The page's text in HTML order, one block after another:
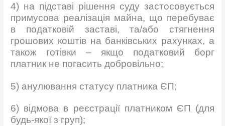
4) на підставі рішення суду застосовується
примусова реалізація майна, що перебуває
в податковій заставі, та/або стягнення
грошових коштів на банківських рахунках, а
також готівки – якщо податковий борг
платник не погасить добровільно;
5) анулювання статусу платника ЄП;
6) відмова в реєстрації платником ЄП (для
будь-якої з груп);